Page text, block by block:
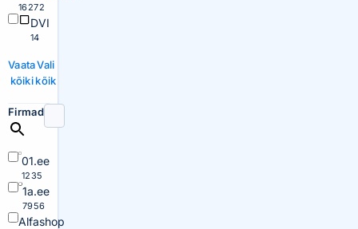
16272
DVI
14
Vaata
kõiki
Vali
kõik
Firmad
01.ee
1235
1a.ee
7956
Alfashop